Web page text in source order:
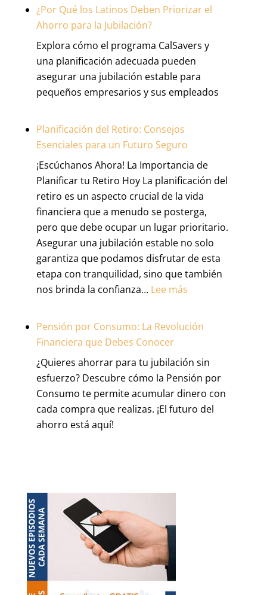
¿Por Qué los Latinos Deben Priorizar el
Ahorro para la Jubilación?
Explora cómo el programa CalSavers y
una planificación adecuada pueden
asegurar una jubilación estable para
pequeños empresarios y sus empleados
Planificación del Retiro: Consejos
Esenciales para un Futuro Seguro
¡Escúchanos Ahora! La Importancia de
Planificar tu Retiro Hoy La planificación del
retiro es un aspecto crucial de la vida
financiera que a menudo se posterga,
pero que debe ocupar un lugar prioritario.
Asegurar una jubilación estable no solo
garantiza que podamos disfrutar de esta
etapa con tranquilidad, sino que también
nos brinda la confianza… Lee más:
del
Esenciales
para
un
Futuro
Pensión por Consumo: La Revolución
Financiera que Debes Conocer
¿Quieres ahorrar para tu jubilación sin
esfuerzo? Descubre cómo la Pensión por
Consumo te permite acumular dinero con
cada compra que realizas. ¡El futuro del
ahorro está aquí!